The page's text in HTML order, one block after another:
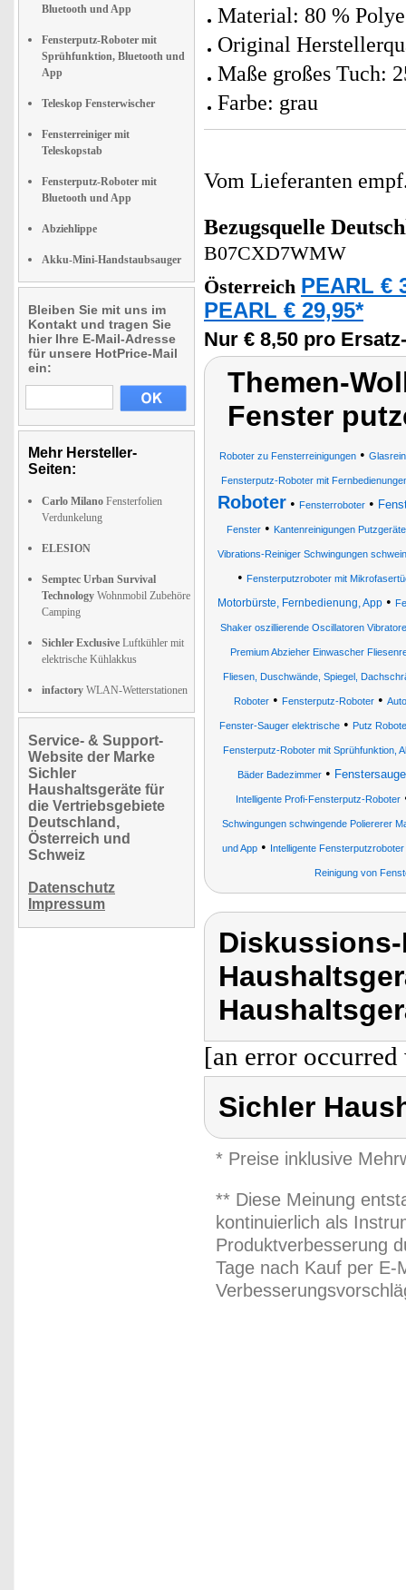
Bluetooth und App
Fensterputz-Roboter mit
Sprühfunktion, Bluetooth und
App
Teleskop Fensterwischer
Fensterreiniger mit
Teleskopstab
Fensterputz-Roboter mit
Bluetooth und App
Abziehlippe
Akku-Mini-Handstaubsauger
Bleiben Sie mit uns im
Kontakt und tragen Sie
hier Ihre E-Mail-Adresse
für unsere HotPrice-Mail
ein:
Mehr Hersteller-
Seiten:
Carlo Milano Fensterfolien
Verdunkelung
ELESION
Semptec Urban Survival
Technology Wohnmobil Zubehöre
Camping
Sichler Exclusive Luftkühler mit
elektrische Kühlakkus
infactory WLAN-Wetterstationen
Service- & Support-
Website der Marke
Sichler
Haushaltsgeräte für
die Vertriebsgebiete
Deutschland,
Österreich und
Schweiz
Datenschutz
Impressum
Material: 80 %
Original
Maße großes Tuch:
Farbe: grau
Vom Lieferanten
Bezugsquelle
B07CXD7WMW
Österreich PEARL €
PEARL € 29,95*
Nur € 8,50 pro
Themen-
Fenster
Roboter zu Fensterreinigungen•
Fensterputz-Roboter mit
Roboter• Fensterroboter•
Fenster • Kantenreinigungen
Vibrations-Reiniger Schwingungen
• Fensterputzroboter mit
Motorbürste, Fernbedienung, App •
Shaker oszillierende Oscillatoren
Premium Abzieher Einwascher
Fliesen, Duschwände, Spiegel,
Roboter• Fensterputz-Roboter•
Fenster-Sauger elektrische • Putz
Fensterputz-Roboter mit Sprühfunktion,
Bäder Badezimmer •
Intelligente Profi-Fensterputz-Roboter
Schwingungen schwingende Poliererer
und App • Intelligente Fensterputzroboter
Reinigung von
[an error
Sichler
* Preise inklusive
** Diese Meinung
kontinuierlich als
Produktverbesserung
Tage nach Kauf per E-